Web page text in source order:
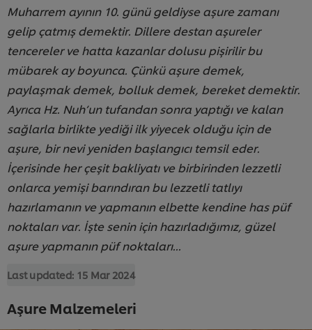
Muharrem ayının 10. günü geldiyse aşure zamanı
gelip çatmış demektir. Dillere destan aşureler
tencereler ve hatta kazanlar dolusu pişirilir bu
mübarek ay boyunca. Çünkü aşure demek,
paylaşmak demek, bolluk demek, bereket demektir.
Ayrıca Hz. Nuh’un tufandan sonra yaptığı ve kalan
sağlarla birlikte yediği ilk yiyecek olduğu için de
aşure, bir nevi yeniden başlangıcı temsil eder.
İçerisinde her çeşit bakliyatı ve birbirinden lezzetli
onlarca yemişi barındıran bu lezzetli tatlıyı
hazırlamanın ve yapmanın elbette kendine has püf
noktaları var. İşte senin için hazırladığımız, güzel
aşure yapmanın püf noktaları...
Last updated: 15 Mar 2024
Aşure Malzemeleri